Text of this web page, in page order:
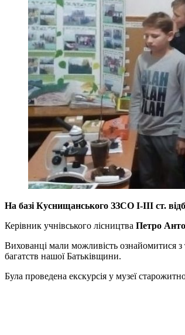
На базі Куснищанського ЗЗСО І-ІІІ ст.
Керівник учнівського лісництва Петро
Вихованці мали можливість ознайомитися
багатств нашої Батьківщини.
Була проведена екскурсія у музеї